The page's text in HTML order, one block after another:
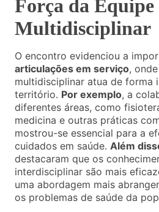
Força da Equipe
Multidisciplinar
O encontro evidenciou a
articulações em serviço,
multidisciplinar atua de forma
território. Por exemplo, a
diferentes áreas, como
medicina e outras práticas
mostrou-se essencial para a
cuidados em saúde. Além
destacaram que os
interdisciplinar são mais
uma abordagem mais
os problemas de saúde da